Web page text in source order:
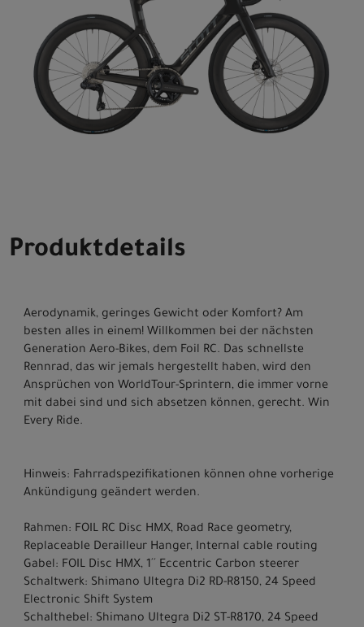
Produktdetails
Aerodynamik, geringes Gewicht oder Komfort? Am
besten alles in einem! Willkommen bei der nächsten
Generation Aero-Bikes, dem Foil RC. Das schnellste
Rennrad, das wir jemals hergestellt haben, wird den
Ansprüchen von WorldTour-Sprintern, die immer vorne
mit dabei sind und sich absetzen können, gerecht. Win
Every Ride.
Hinweis: Fahrradspezifikationen können ohne vorherige
Ankündigung geändert werden.
Rahmen: FOIL RC Disc HMX, Road Race geometry,
Replaceable Derailleur Hanger, Internal cable routing
Gabel: FOIL Disc HMX, 1´´ Eccentric Carbon steerer
Schaltwerk: Shimano Ultegra Di2 RD-R8150, 24 Speed
Electronic Shift System
Schalthebel: Shimano Ultegra Di2 ST-R8170, 24 Speed